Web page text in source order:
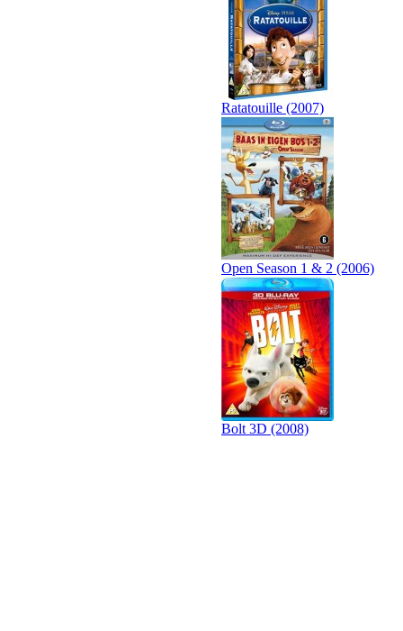
Ratatouille (2007)
Open Season 1 & 2 (2006)
Bolt 3D (2008)